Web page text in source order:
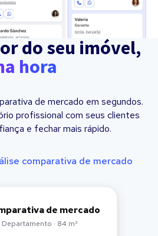
de mercado
Departamento · 84 m²
do seu imóvel,
hora
de mercado em segundos.
profissional com seus clientes
e fechar mais rápido.
comparativa de mercado